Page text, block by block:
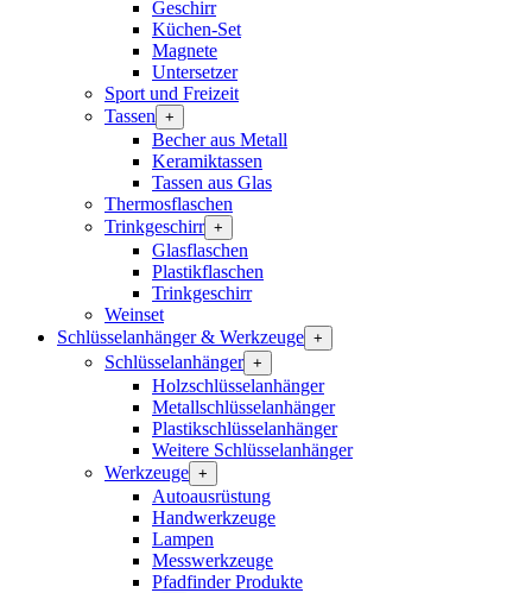
Geschirr
Küchen-Set
Magnete
Untersetzer
Sport und Freizeit
Tassen +
Becher aus Metall
Keramiktassen
Tassen aus Glas
Thermosflaschen
Trinkgeschirr +
Glasflaschen
Plastikflaschen
Trinkgeschirr
Weinset
Schlüsselanhänger & Werkzeuge +
Schlüsselanhänger +
Holzschlüsselanhänger
Metallschlüsselanhänger
Plastikschlüsselanhänger
Weitere Schlüsselanhänger
Werkzeuge +
Autoausrüstung
Handwerkzeuge
Lampen
Messwerkzeuge
Pfadfinder Produkte